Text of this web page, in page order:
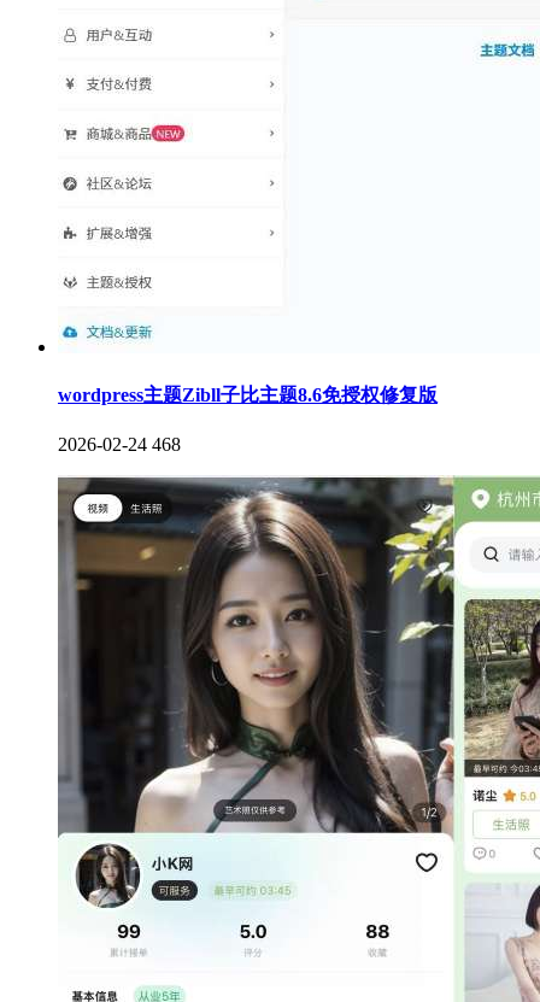
wordpress主题Zibll子比主题8.6免授权修复版
2026-02-24 468